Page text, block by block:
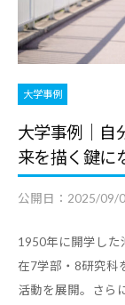
リ
ア
・
就
職
支
援
担
者
の
リ
ア
支
援
・
就
職
支
大学事例
大学事例｜自
来を描く鍵に
公開日： 2025/09/
1950年に開学し
在7学部・8研究科
活動を展開。さら
支
援
担
当
者
の
た
め
の
報
サ